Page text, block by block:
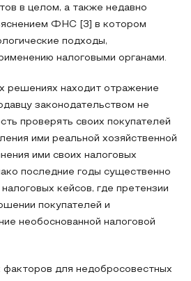
в целом, а также недавно
ФНС [3] в котором
подходы,
налоговыми органами.
решениях находит отражение
законодательством не
проверять своих покупателей
ими реальной хозяйственной
ими своих налоговых
последние годы существенно
кейсов, где претензии
покупателей и
необоснованной налоговой
факторов для недобросовестных